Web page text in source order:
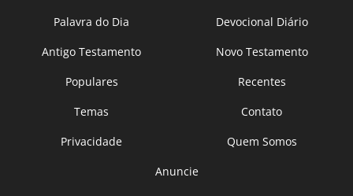
Palavra do Dia
Devocional Diário
Antigo Testamento
Novo Testamento
Populares
Recentes
Temas
Contato
Privacidade
Quem Somos
Anuncie